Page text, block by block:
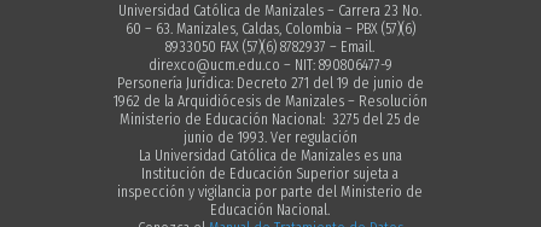
Universidad Católica de Manizales – Carrera 23 No.
60 – 63. Manizales, Caldas, Colombia – PBX (57)(6)
8933050 FAX (57)(6) 8782937 – Email.
direxco@ucm.edu.co – NIT: 890806477-9
Personería Jurídica: Decreto 271 del 19 de junio de
1962 de la Arquidiócesis de Manizales – Resolución
Ministerio de Educación Nacional: 3275 del 25 de
junio de 1993. Ver regulación
La Universidad Católica de Manizales es una
Institución de Educación Superior sujeta a
inspección y vigilancia por parte del Ministerio de
Educación Nacional.